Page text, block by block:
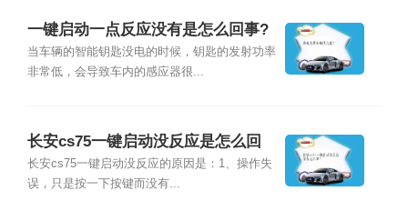
一键启动一点反应没有是怎么回事?
当车辆的智能钥匙没电的时候，钥匙的发射功率
非常低，会导致车内的感应器很...
长安cs75一键启动没反应是怎么回
事？
长安cs75一键启动没反应的原因是：1、操作失
误，只是按一下按键而没有...